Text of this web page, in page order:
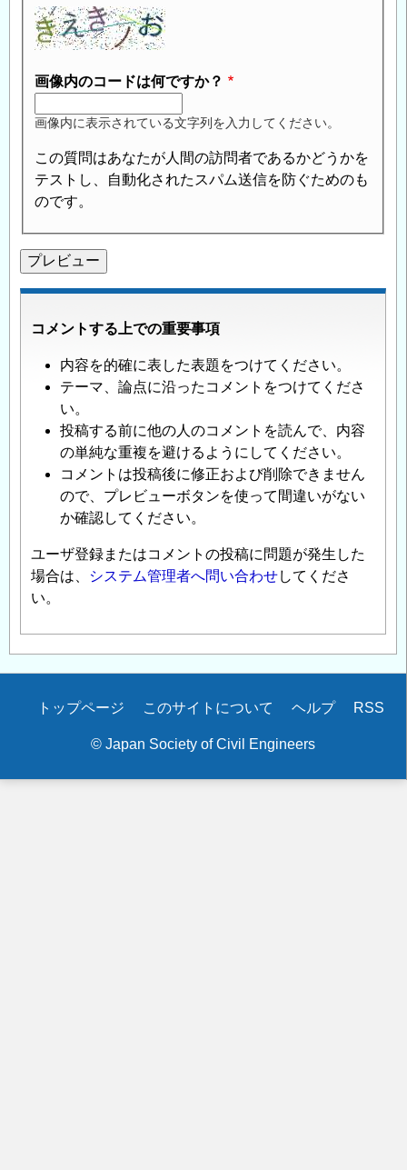
画像内のコードは何ですか？
画像内に表示されている文字列を入力してください。
この質問はあなたが人間の訪問者であるかどうかを
テストし、自動化されたスパム送信を防ぐためのも
のです。
コメントする上での重要事項
内容を的確に表した表題をつけてください。
テーマ、論点に沿ったコメントをつけてくださ
い。
投稿する前に他の人のコメントを読んで、内容
の単純な重複を避けるようにしてください。
コメントは投稿後に修正および削除できません
ので、プレビューボタンを使って間違いがない
か確認してください。
ユーザ登録またはコメントの投稿に問題が発生した
場合は、
システム管理者へ問い合わせしてくださ
い。
Secondary
トップページ このサイトについて ヘルプ RSS
© Japan Society of Civil Engineers